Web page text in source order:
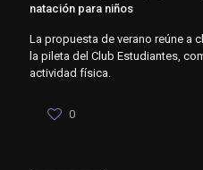
natación para niños
La propuesta de verano reúne a
la pileta del Club Estudiantes,
actividad física.
0